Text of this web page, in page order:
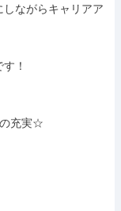
しながらキャリアア
！
充実☆